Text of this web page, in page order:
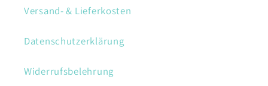
Versand- & Lieferkosten
Datenschutzerklärung
Widerrufsbelehrung